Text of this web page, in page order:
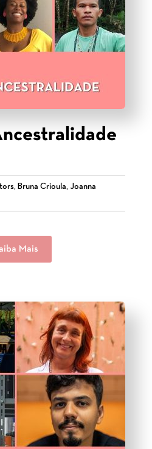
Bruna Crioula, Joanna
Mais